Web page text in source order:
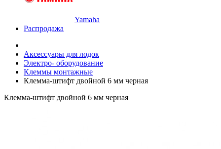
Yamaha
Распродажа
Аксессуары для лодок
Электро- оборудование
Клеммы монтажные
Клемма-штифт двойной 6 мм черная
Клемма-штифт двойной 6 мм черная